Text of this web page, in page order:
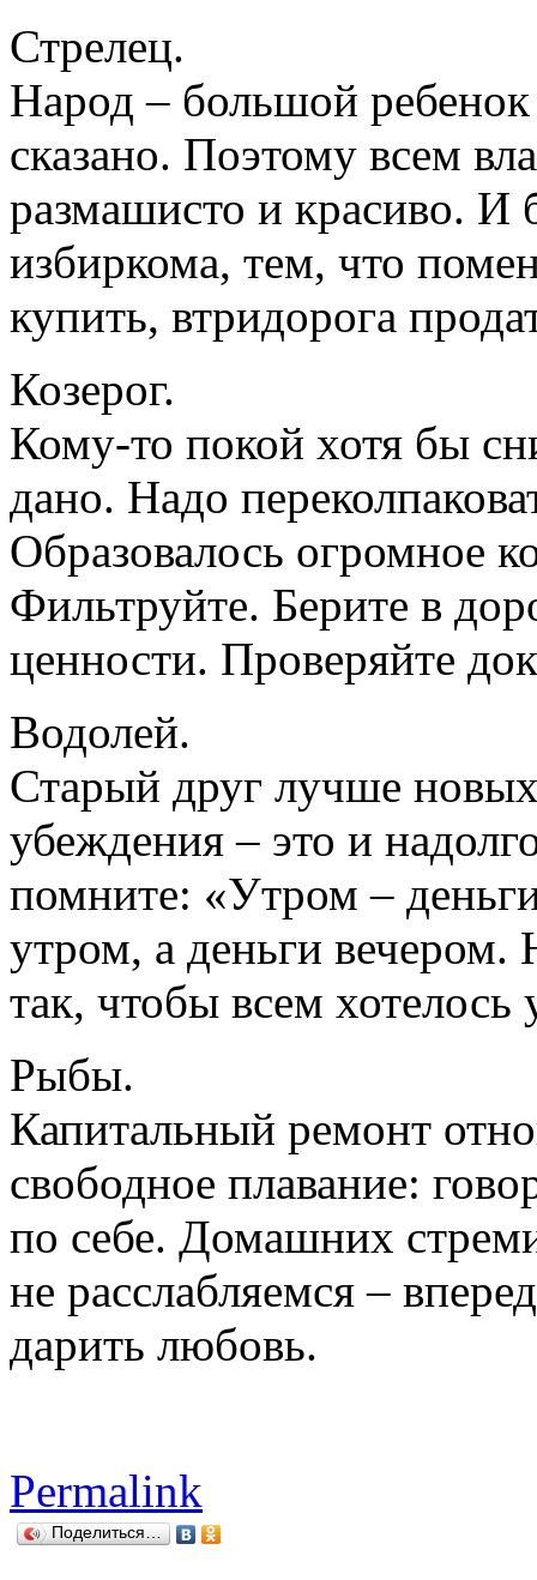
Стрелец.
Народ – большой
сказано. Поэтому всем
размашисто и красиво. И
избиркома, тем, что
купить, втридорога
Козерог.
Кому-то покой хотя бы
дано. Надо
Образовалось огромное
Фильтруйте. Берите в
ценности. Проверяйте
Водолей.
Старый друг лучше
убеждения – это и
помните: «Утром –
утром, а деньги
так, чтобы всем
Рыбы.
Капитальный ремонт
свободное плавание:
по себе. Домашних
не расслабляемся –
дарить любовь.
Permalink
Поделиться…